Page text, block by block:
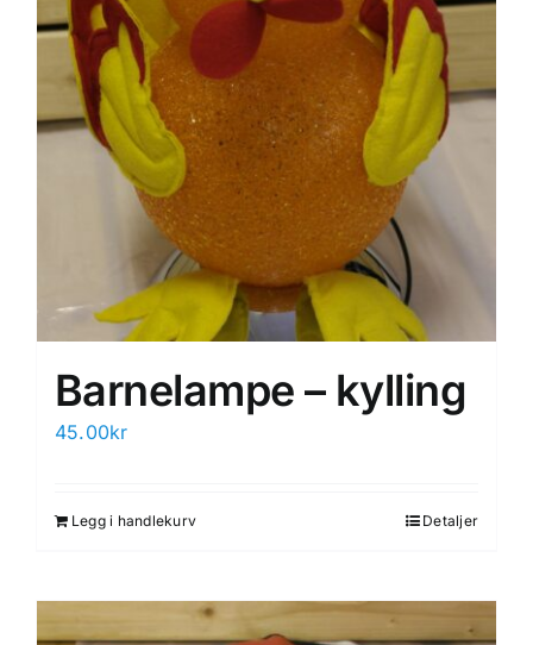
Barnelampe – kylling
45.00kr
Legg i handlekurv Detaljer